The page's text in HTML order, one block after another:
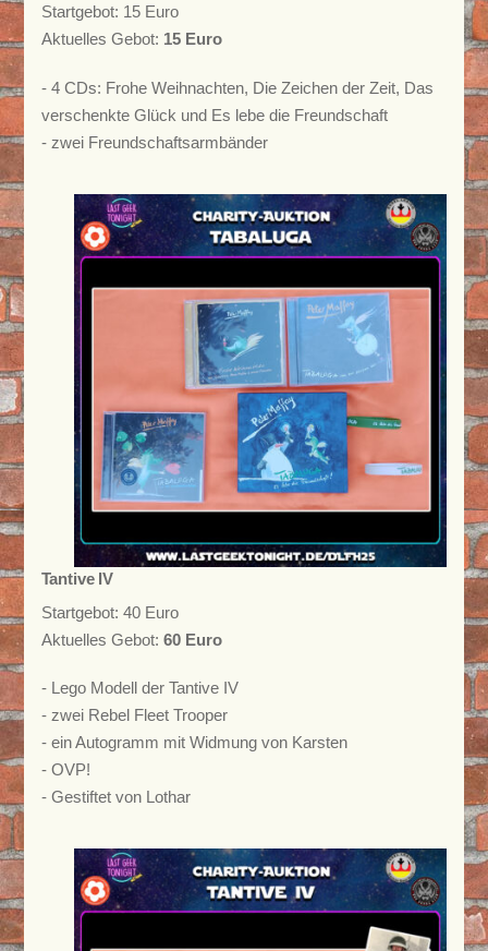
Startgebot: 15 Euro
Aktuelles Gebot: 15 Euro
- 4 CDs: Frohe Weihnachten, Die Zeichen der Zeit, Das
verschenkte Glück und Es lebe die Freundschaft
- zwei Freundschaftsarmbänder
Tantive IV
Startgebot: 40 Euro
Aktuelles Gebot: 60 Euro
- Lego Modell der Tantive IV
- zwei Rebel Fleet Trooper
- ein Autogramm mit Widmung von Karsten
- OVP!
- Gestiftet von Lothar